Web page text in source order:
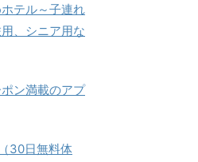
テル～子連れ
、シニア用な
ン満載のアプ
30日無料体